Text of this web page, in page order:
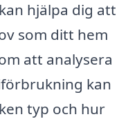
hjälpa dig att
som ditt hem
att analysera
kan
typ och hur